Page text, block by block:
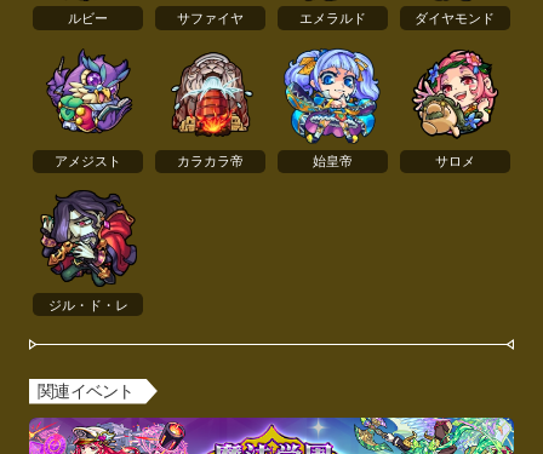
ルビー サファイヤ エメラルド ダイヤモンド
アメジスト カラカラ帝 始皇帝 サロメ
ジル・ド・レ
関連イベント